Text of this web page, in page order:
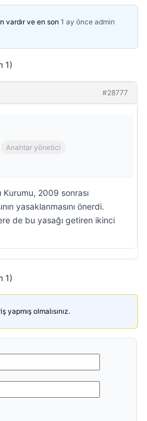
vardır ve en son 1 ay önce admin
1)
#28777
Anahtar yönetici
Kurumu, 2009 sonrası
yasaklanmasını önerdi.
de bu yasağı getiren ikinci
1)
olmalısınız.